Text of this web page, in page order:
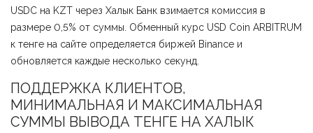
USDC на KZT через Халык Банк взимается комиссия в
размере 0,5% от суммы. Обменный курс USD Coin ARBITRUM
к тенге на сайте определяется биржей Binance и
обновляется каждые несколько секунд.
ПОДДЕРЖКА КЛИЕНТОВ,
МИНИМАЛЬНАЯ И МАКСИМАЛЬНАЯ
СУММЫ ВЫВОДА ТЕНГЕ НА ХАЛЫК